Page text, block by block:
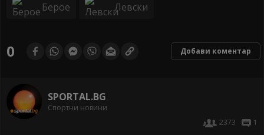
Берое Левски
0 Добави коментар
SPORTAL.BG
Спортни новини
2373
1